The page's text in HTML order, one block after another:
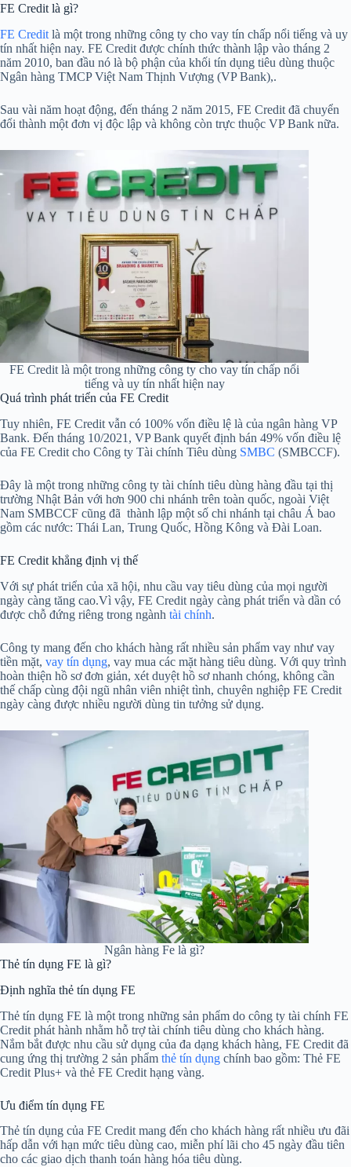
FE Credit là gì?
FE Credit là một trong những công ty cho vay tín chấp nổi tiếng và uy
tín nhất hiện nay. FE Credit được chính thức thành lập vào tháng 2
năm 2010, ban đầu nó là bộ phận của khối tín dụng tiêu dùng thuộc
Ngân hàng TMCP Việt Nam Thịnh Vượng (VP Bank),.
Sau vài năm hoạt động, đến tháng 2 năm 2015, FE Credit đã chuyển
đổi thành một đơn vị độc lập và không còn trực thuộc VP Bank nữa.
FE Credit là một trong những công ty cho vay tín chấp nổi
tiếng và uy tín nhất hiện nay
Quá trình phát triển của FE Credit
Tuy nhiên, FE Credit vẫn có 100% vốn điều lệ là của ngân hàng VP
Bank. Đến tháng 10/2021, VP Bank quyết định bán 49% vốn điều lệ
của FE Credit cho Công ty Tài chính Tiêu dùng SMBC (SMBCCF).
Đây là một trong những công ty tài chính tiêu dùng hàng đầu tại thị
trường Nhật Bản với hơn 900 chi nhánh trên toàn quốc, ngoài Việt
Nam SMBCCF cũng đã thành lập một số chi nhánh tại châu Á bao
gồm các nước: Thái Lan, Trung Quốc, Hồng Kông và Đài Loan.
FE Credit khẳng định vị thế
Với sự phát triển của xã hội, nhu cầu vay tiêu dùng của mọi người
ngày càng tăng cao.Vì vậy, FE Credit ngày càng phát triển và dần có
được chỗ đứng riêng trong ngành tài chính.
Công ty mang đến cho khách hàng rất nhiều sản phẩm vay như vay
tiền mặt, vay tín dụng, vay mua các mặt hàng tiêu dùng. Với quy trình
hoàn thiện hồ sơ đơn giản, xét duyệt hồ sơ nhanh chóng, không cần
thế chấp cùng đội ngũ nhân viên nhiệt tình, chuyên nghiệp FE Credit
ngày càng được nhiều người dùng tin tưởng sử dụng.
Ngân hàng Fe là gì?
Thẻ tín dụng FE là gì?
Định nghĩa thẻ tín dụng FE
Thẻ tín dụng FE là một trong những sản phẩm do công ty tài chính FE
Credit phát hành nhằm hỗ trợ tài chính tiêu dùng cho khách hàng.
Nắm bắt được nhu cầu sử dụng của đa dạng khách hàng, FE Credit đã
cung ứng thị trường 2 sản phẩm thẻ tín dụng chính bao gồm: Thẻ FE
Credit Plus+ và thẻ FE Credit hạng vàng.
Ưu điểm tín dụng FE
Thẻ tín dụng của FE Credit mang đến cho khách hàng rất nhiều ưu đãi
hấp dẫn với hạn mức tiêu dùng cao, miễn phí lãi cho 45 ngày đầu tiên
cho các giao dịch thanh toán hàng hóa tiêu dùng.